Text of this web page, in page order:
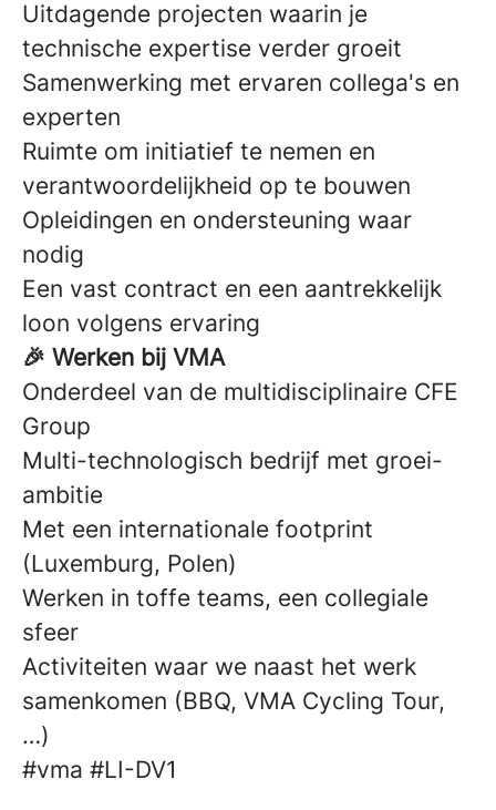
Uitdagende projecten waarin je
technische expertise verder groeit
Samenwerking met ervaren collega's en
experten
Ruimte om initiatief te nemen en
verantwoordelijkheid op te bouwen
Opleidingen en ondersteuning waar
nodig
Een vast contract en een aantrekkelijk
loon volgens ervaring
🎉 Werken bij VMA
Onderdeel van de multidisciplinaire CFE
Group
Multi-technologisch bedrijf met groei-
ambitie
Met een internationale footprint
(Luxemburg, Polen)
Werken in toffe teams, een collegiale
sfeer
Activiteiten waar we naast het werk
samenkomen (BBQ, VMA Cycling Tour,
…)
#vma #LI-DV1